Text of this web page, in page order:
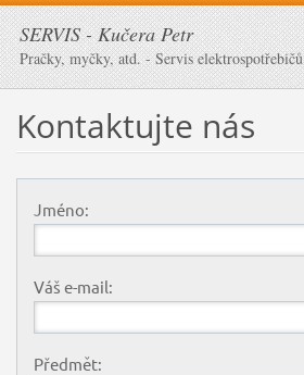
SERVIS - Kučera Petr
Pračky, myčky, atd. - Servis elektrospotřebičů
Kontaktujte nás
Jméno:
Váš e-mail:
Předmět: